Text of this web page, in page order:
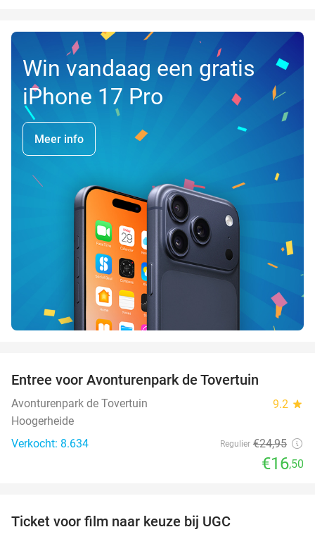
Win vandaag een gratis
iPhone 17 Pro
Meer info
Entree voor Avonturenpark de Tovertuin
Avonturenpark de Tovertuin 9.2 star
Hoogerheide
Verkocht: 8.634
Regulier €24,95
€16,50
Ticket voor film naar keuze bij UGC